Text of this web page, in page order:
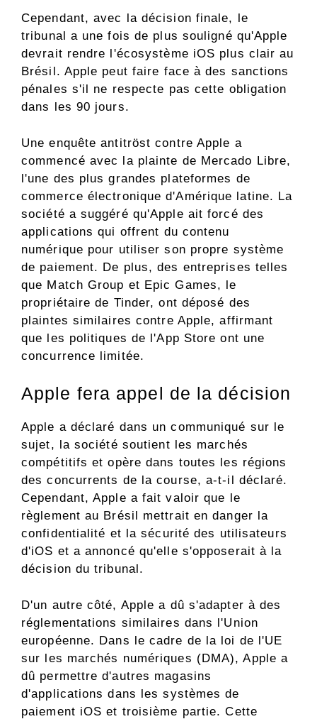
Cependant, avec la décision finale, le
tribunal a une fois de plus souligné qu'Apple
devrait rendre l'écosystème iOS plus clair au
Brésil. Apple peut faire face à des sanctions
pénales s'il ne respecte pas cette obligation
dans les 90 jours.
Une enquête antitröst contre Apple a
commencé avec la plainte de Mercado Libre,
l'une des plus grandes plateformes de
commerce électronique d'Amérique latine. La
société a suggéré qu'Apple ait forcé des
applications qui offrent du contenu
numérique pour utiliser son propre système
de paiement. De plus, des entreprises telles
que Match Group et Epic Games, le
propriétaire de Tinder, ont déposé des
plaintes similaires contre Apple, affirmant
que les politiques de l'App Store ont une
concurrence limitée.
Apple fera appel de la décision
Apple a déclaré dans un communiqué sur le
sujet, la société soutient les marchés
compétitifs et opère dans toutes les régions
des concurrents de la course, a-t-il déclaré.
Cependant, Apple a fait valoir que le
règlement au Brésil mettrait en danger la
confidentialité et la sécurité des utilisateurs
d'iOS et a annoncé qu'elle s'opposerait à la
décision du tribunal.
D'un autre côté, Apple a dû s'adapter à des
réglementations similaires dans l'Union
européenne. Dans le cadre de la loi de l'UE
sur les marchés numériques (DMA), Apple a
dû permettre d'autres magasins
d'applications dans les systèmes de
paiement iOS et troisième partie. Cette